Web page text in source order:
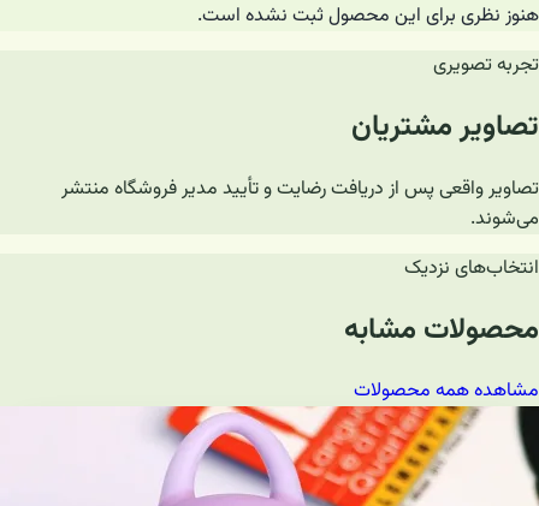
هنوز نظری برای این محصول ثبت نشده است.
تجربه تصویری
تصاویر مشتریان
تصاویر واقعی پس از دریافت رضایت و تأیید مدیر فروشگاه منتشر
می‌شوند.
انتخاب‌های نزدیک
محصولات مشابه
مشاهده همه محصولات